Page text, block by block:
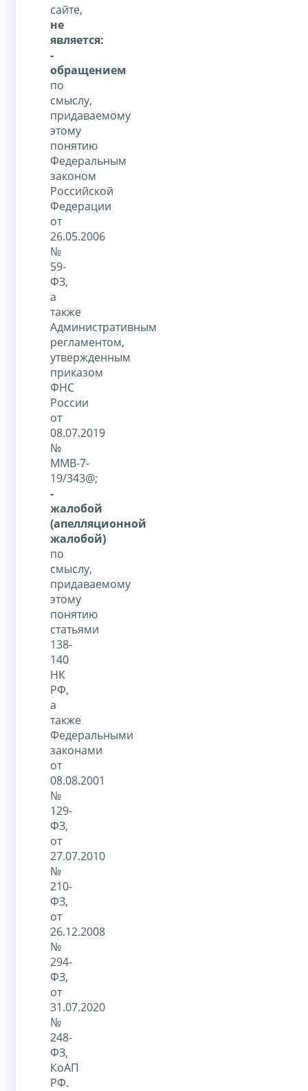
сайте,
не
является:
-
обращением
по
смыслу,
придаваемому
этому
понятию
Федеральным
законом
Российской
Федерации
от
26.05.2006
№
59-
ФЗ,
а
также
Административным
регламентом,
утвержденным
приказом
ФНС
России
от
08.07.2019
№
ММВ-7-
19/343@;
-
жалобой
(апелляционной
жалобой)
по
смыслу,
придаваемому
этому
понятию
статьями
138-
140
НК
РФ,
а
также
Федеральными
законами
от
08.08.2001
№
129-
ФЗ,
от
27.07.2010
№
210-
ФЗ,
от
26.12.2008
№
294-
ФЗ,
от
31.07.2020
№
248-
ФЗ,
КоАП
РФ.